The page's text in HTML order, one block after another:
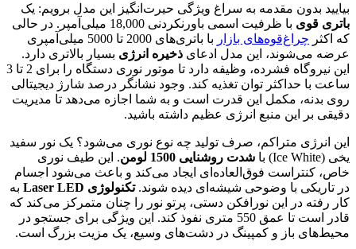
بیایید بدون مقدمه به سراغ ویژگی حیرت‌انگیز این مدل برویم: یک
باتری قوی
با ظرفیت اسمی باورنکردنی 18,000 میلی‌آمپر. در حالی
که اکثر چراغ‌قوه‌های بازار
با باتری‌های 2000 تا 5000 میلی‌آمپری
عرضه می‌شوند، این مدل ادعای ذخیره انرژی بسیار بالاتری دارد.
این نیروگاه فشرده، وظیفه دارد تا موتور نوری دستگاه را برای 2 تا 3
ساعت با حداکثر توان تغذیه کند. وجود نشانگر درصد شارژ دیجیتالی
روی بدنه، مکمل این قدرت است و به شما اجازه می‌دهد تا مدیریت
دقیقی بر این منبع انرژی عظیم داشته باشید.
این انرژی متراکم، صرف تولید چه نوع نوری می‌شود؟ یک نور سفید
یخی (Ice White) با
شدت روشنایی 1500 لومن
. این طیف نوری
خاص، کنتراست فوق‌العاده‌ای ایجاد می‌کند و باعث می‌شود اجسام
در تاریکی با وضوحی شیشه‌ای دیده شوند.تکنولوژی Laser LED
به
کار رفته در این نورافکن دستی، پرتو نور را چنان متمرکز می‌کند که
قادر است تا عمق 550 متری نفوذ کند. این ویژگی برای جستجو در
محیط‌های باز و کمپینگ در دشت‌های وسیع، یک مزیت بزرگ است.